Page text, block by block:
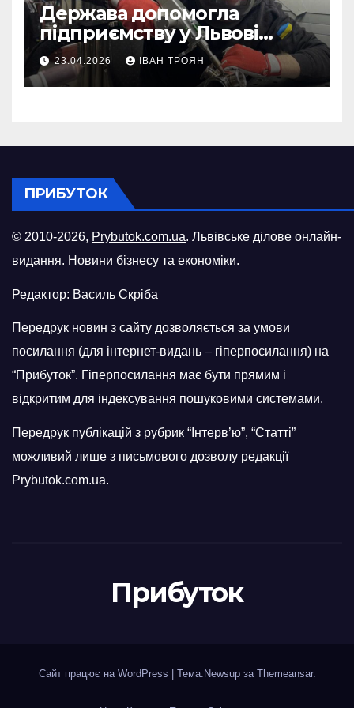
Держава допомогла
підприємству у Львові
відновити виробничі
потужності після атаки
російського БПЛА
23.04.2026 ІВАН ТРОЯН
ПРИБУТОК
© 2010-2026, Prybutok.com.ua. Львівське ділове онлайн-
видання. Новини бізнесу та економіки.
Редактор: Василь Скріба
Передрук новин з сайту дозволяється за умови
посилання (для інтернет-видань – гіперпосилання) на
“Прибуток”. Гіперпосилання має бути прямим і
відкритим для індексування пошуковими системами.
Передрук публікацій з рубрик “Інтерв’ю”, “Статті”
можливий лише з письмового дозволу редакції
Prybutok.com.ua.
Прибуток
Сайт працює на WordPress Тема:Newsup за Themeansar.